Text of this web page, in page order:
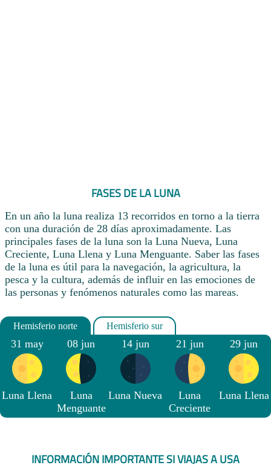
FASES DE LA LUNA
En un año la luna realiza 13 recorridos en torno a la tierra
con una duración de 28 días aproximadamente. Las
principales fases de la luna son la Luna Nueva, Luna
Creciente, Luna Llena y Luna Menguante. Saber las fases
de la luna es útil para la navegación, la agricultura, la
pesca y la cultura, además de influir en las emociones de
las personas y fenómenos naturales como las mareas.
31 may
Luna Llena
08 jun
Luna
Menguante
14 jun
Luna Nueva
21 jun
Luna
Creciente
29 jun
Luna Llena
INFORMACIÓN IMPORTANTE SI VIAJAS A USA